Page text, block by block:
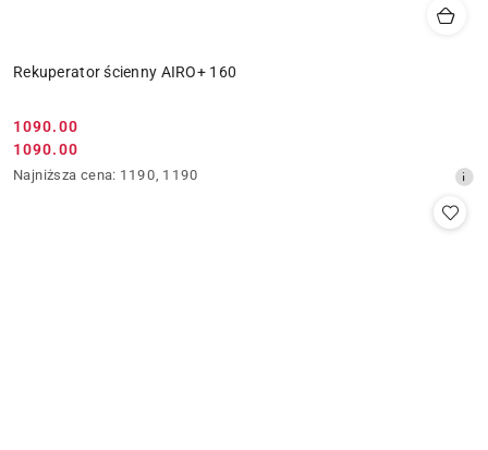
Rekuperator ścienny AIRO+ 160
Cena
promocyjna:
1090.00
Cena
promocyjna:
1090.00
Najniższa
Najniższa cena: 1190, 1190